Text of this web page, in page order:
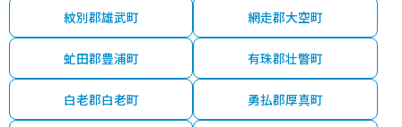
紋別郡雄武町 網走郡大空町
虻田郡豊浦町 有珠郡壮瞥町
白老郡白老町 勇払郡厚真町